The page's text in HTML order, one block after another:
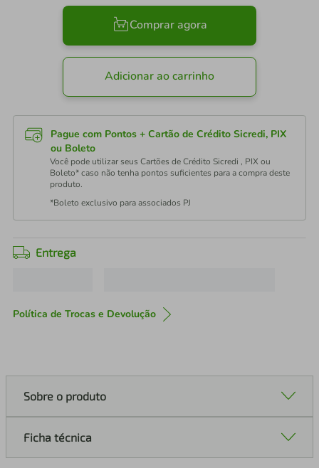
Comprar agora
Adicionar ao carrinho
Pague com Pontos + Cartão de Crédito Sicredi, PIX
ou Boleto
Você pode utilizar seus Cartões de Crédito Sicredi , PIX ou
Boleto* caso não tenha pontos suficientes para a compra deste
produto.
*Boleto exclusivo para associados PJ
Entrega
Política de Trocas e Devolução
Sobre o produto
Ficha técnica